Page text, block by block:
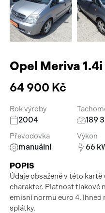
Opel Meriva
64 900 Kč
Rok výroby
2004 189
Převodovka
manuální
Výkon
66
POPIS
Údaje obsažené v této
charakter. Platnost tlakové
emisní normu euro 4.
splátky.